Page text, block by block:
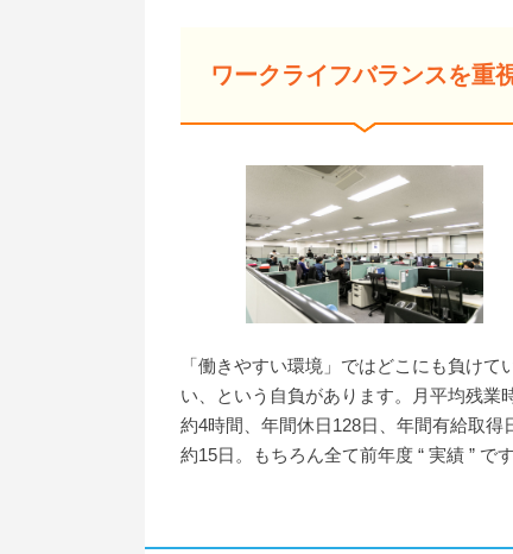
ワークライフバランスを重
「働きやすい環境」ではどこにも負けて
い、という自負があります。月平均残業
約4時間、年間休日128日、年間有給取得
約15日。もちろん全て前年度 “ 実績 ” です